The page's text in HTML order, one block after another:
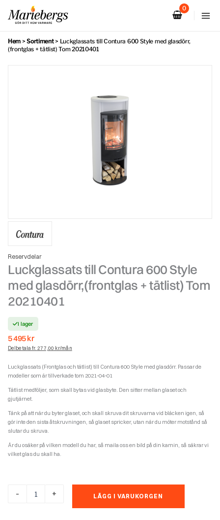
innehåll
Hem >Sortiment> Luckglassats till Contura 600 Style med glasdörr,
(frontglas + tätlist) Tom 20210401
Reservdelar
Luckglassats till Contura 600 Style
med glasdörr,(frontglas + tätlist) Tom
20210401
I lager
5 495kr
Delbetala fr. 277,00 kr/mån
Luckglassats (Frontglas och tätlist) till Contura 600 Style med glasdörr. Passar de
modeller som är tillverkade tom 2021-04-01
Tätlist medföljer, som skall bytas vid glasbyte. Den sitter mellan glaset och
gjutjärnet.
Tänk på att när du byter glaset, och skall skruva dit skruvarna vid bläcken igen, så
gör inte den sista åtskruvningen, så glaset spricker, utan när du möter motstånd så
slutar du skruva.
Är du osäker på vilken modell du har, så maila oss en bild på din kamin, så säkrar vi
vilket glas du skall ha.
- + LÄGG I VARUKORGEN